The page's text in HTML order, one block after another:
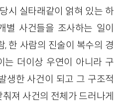
시 실타래같이 얽혀 있는 하
별 사건들을 조사하는 일이
, 한 사람의 진술이 복수의 경
는 더이상 우연이 아니라 구
생한 사건이 되고 그 구조적
져 사건의 전체가 드러나게